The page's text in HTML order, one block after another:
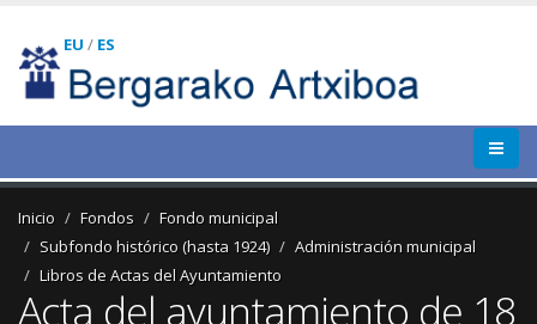
EU / ES
Inicio Fondos
Fondo municipal
Subfondo histórico (hasta 1924)
Administración municipal
Libros de Actas del Ayuntamiento
Acta del ayuntamiento de 18